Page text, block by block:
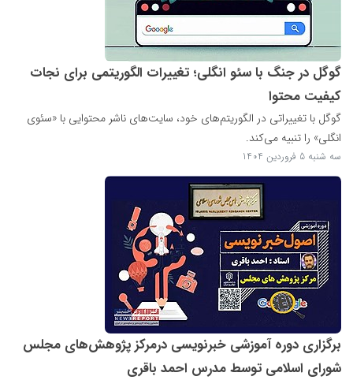
گوگل در جنگ با سئو انگلی؛ تغییرات الگوریتمی برای نجات
کیفیت محتوا
گوگل با تغییراتی در الگوریتم‌های خود، سایت‌های ناشر محتوایی با «سئوی
انگلی» را تنبیه می‌کند.
سه شنبه 5 فروردین 1404
برگزاری دوره آموزشی خبرنویسی درمرکز پژوهش‌های مجلس
شورای اسلامی توسط مدرس احمد باقری